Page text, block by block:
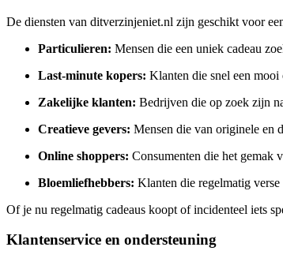
De diensten van ditverzinjeniet.nl zijn geschikt voor
Particulieren: Mensen die een uniek cadeau
Last-minute kopers: Klanten die snel een
Zakelijke klanten: Bedrijven die op zoek zijn
Creatieve gevers: Mensen die van originele en
Online shoppers: Consumenten die het gemak
Bloemliefhebbers: Klanten die regelmatig
Of je nu regelmatig cadeaus koopt of incidenteel iets
Klantenservice en ondersteuning